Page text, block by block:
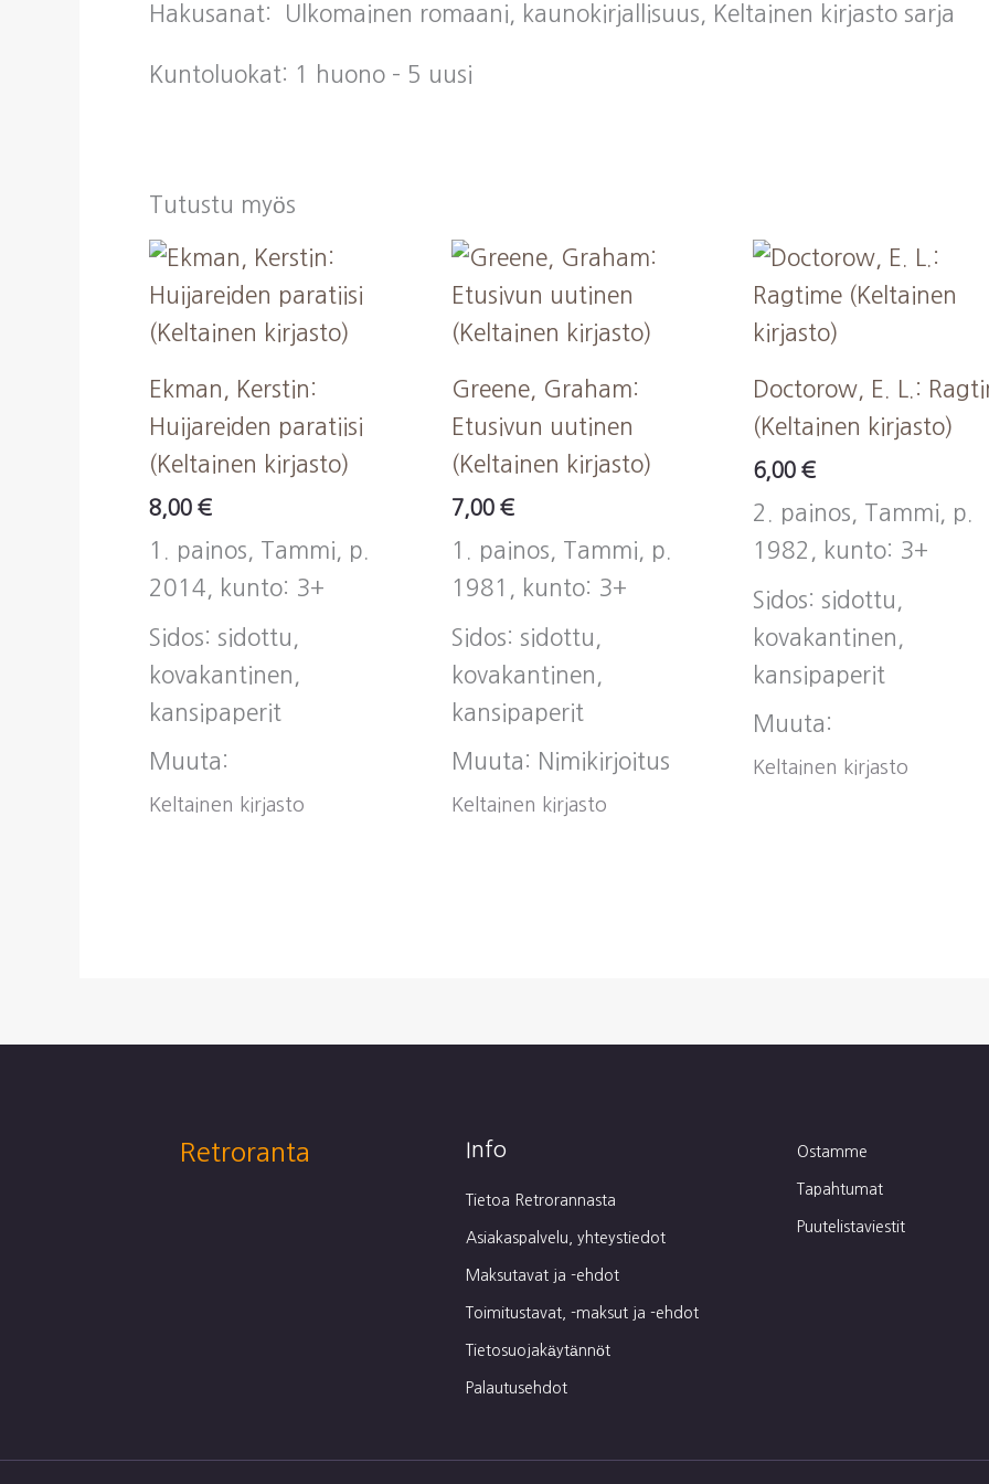
Hakusanat: Ulkomainen romaani, kaunokirjallisuus, Keltainen kirjasto sarja
Kuntoluokat: 1 huono – 5 uusi
Tutustu myös
Ekman, Kerstin:
Huijareiden paratiisi
(Keltainen kirjasto)
8,00 €
1. painos, Tammi, p.
2014, kunto: 3+
Sidos: sidottu,
kovakantinen,
kansipaperit
Muuta:
Keltainen kirjasto
Greene, Graham:
Etusivun uutinen
(Keltainen kirjasto)
7,00 €
1. painos, Tammi, p.
1981, kunto: 3+
Sidos: sidottu,
kovakantinen,
kansipaperit
Muuta: Nimikirjoitus
Keltainen kirjasto
Doctorow, E. L.:
(Keltainen kirjasto)
6,00 €
2. painos, Tammi, p.
1982, kunto: 3+
Sidos: sidottu,
kovakantinen,
kansipaperit
Muuta:
Keltainen kirjasto
Retroranta Info
Tietoa Retrorannasta
Asiakaspalvelu, yhteystiedot
Maksutavat ja -ehdot
Toimitustavat, -maksut ja -ehdot
Tietosuojakäytännöt
Palautusehdot
Ostamme
Tapahtumat
Puutelistaviestit